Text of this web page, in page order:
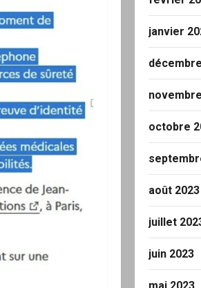
janvier
octobre
août 2023
juillet
juin 2023